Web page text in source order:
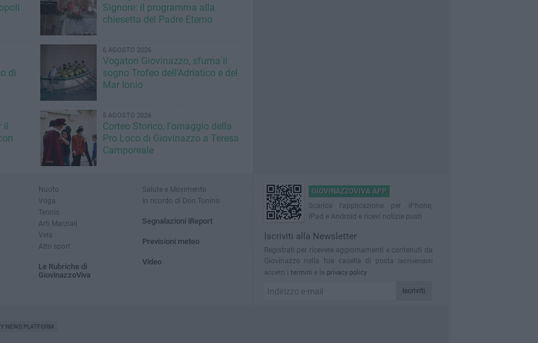
Signore: il programma alla
chiesetta del Padre Eterno
di
6 AGOSTO 2026
Vogatori Giovinazzo, sfuma il
sogno Trofeo dell'Adriatico e del
Mar Ionio
il
5 AGOSTO 2026
Corteo Storico, l'omaggio della
Pro Loco di Giovinazzo a Teresa
Camporeale
Nuoto
Voga
Tennis
Arti Marziali
Vela
Altri sport
Le Rubriche di
GiovinazzoViva
Salute e Movimento
In ricordo di Don Tonino
Segnalazioni iReport
Previsioni meteo
Video
GIOVINAZZOVIVA APP
Scarica l'applicazione per iPhone,
iPad e Android e ricevi notizie push
Iscriviti alla Newsletter
Registrati per ricevere aggiornamenti e contenuti da
Giovinazzo nella tua casella di posta
Iscrivendoti
accetti i termini e la privacy policy
Iscriviti
NEWS PLATFORM